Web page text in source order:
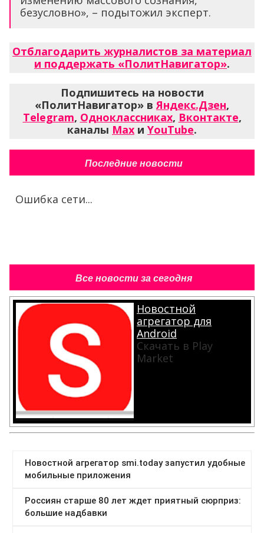
безусловно», – подытожил эксперт.
Отблагодарить журналистов за материал
и поддержать «ПолитНавигатор».
Подпишитесь на новости
«ПолитНавигатор» вЯндекс.Дзен,
Telegram, Одноклассниках, Вконтакте,
каналы Max и YouTube.
Последние новости
Ошибка сети...
Все новости за сегодня
Новостной
агрегатор для
Android
Скачать в Play
Market